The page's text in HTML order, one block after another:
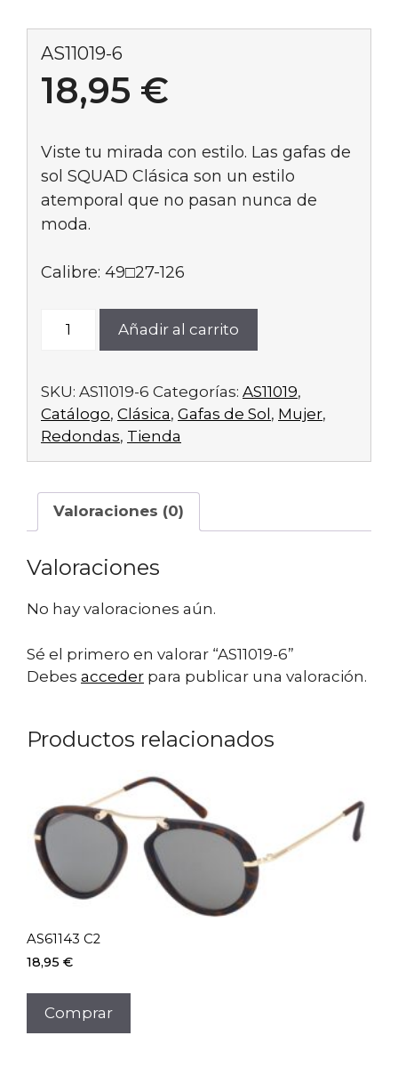
AS11019-6
18,95 €
Viste tu mirada con estilo. Las gafas de
sol SQUAD Clásica son un estilo
atemporal que no pasan nunca de
moda.
Calibre: 49□27-126
Añadir al carrito
SKU: AS11019-6 Categorías: AS11019,
Catálogo, Clásica, Gafas de Sol, Mujer,
Redondas, Tienda
Valoraciones (0)
Valoraciones
No hay valoraciones aún.
Sé el primero en valorar “AS11019-6”
Debes acceder para publicar una valoración.
Productos relacionados
AS61143 C2
18,95 €
Comprar